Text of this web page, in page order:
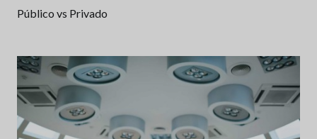
Público vs Privado